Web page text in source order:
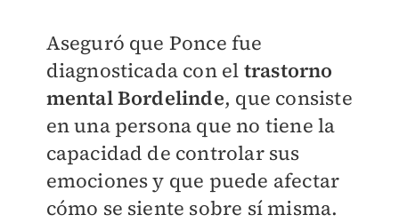
Aseguró que Ponce fue
diagnosticada con el trastorno
mental Bordelinde, que consiste
en una persona que no tiene la
capacidad de controlar sus
emociones y que puede afectar
cómo se siente sobre sí misma.